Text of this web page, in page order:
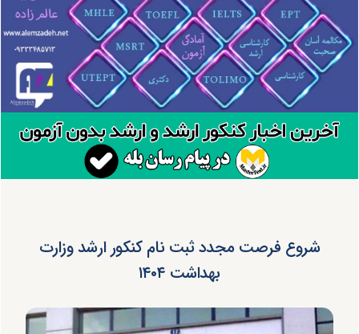
شروع فرصت مجدد ثبت نام کنکور ارشد وزارت
بهداشت ۱۴۰۴